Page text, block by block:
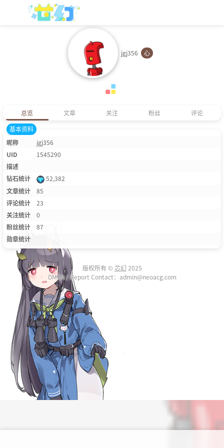
jgj356 心
总览 文章 关注 粉丝
评论
基本资料
昵称
jgj356
UID
1545290
描述
钻石统计
52,382
文章统计
85
评论统计
23
关注统计
0
粉丝统计
87
勋章统计
版权所有 © 芯幻 2025
DMCA / Report Contact：admin@neoacg.com